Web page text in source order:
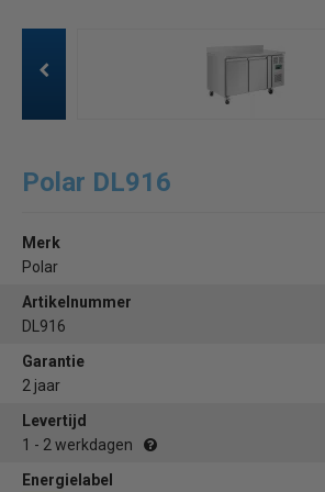
Polar DL916
Merk
Polar
Artikelnummer
DL916
Garantie
2 jaar
Levertijd
1 - 2 werkdagen
Energielabel